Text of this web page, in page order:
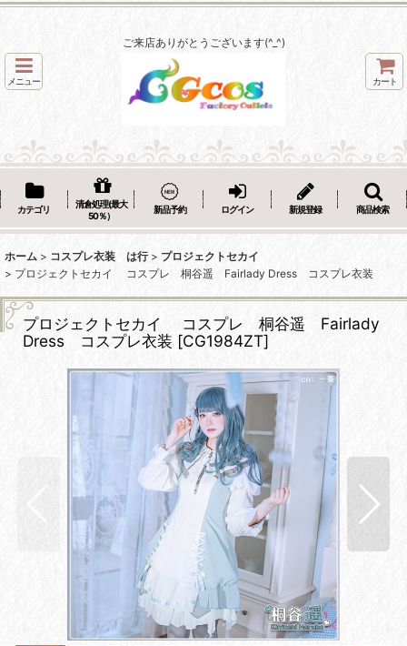
ご来店ありがとうございます(^_^)
メニュー カート
カテゴリ
清倉処理(最大
50％）
新品予約 ログイン 新規登録 商品検索
ホーム > コスプレ衣装 は行 > プロジェクトセカイ
> プロジェクトセカイ コスプレ 桐谷遥 Fairlady Dress コスプレ衣装
プロジェクトセカイ コスプレ 桐谷遥 Fairlady
Dress コスプレ衣装 [CG1984ZT]